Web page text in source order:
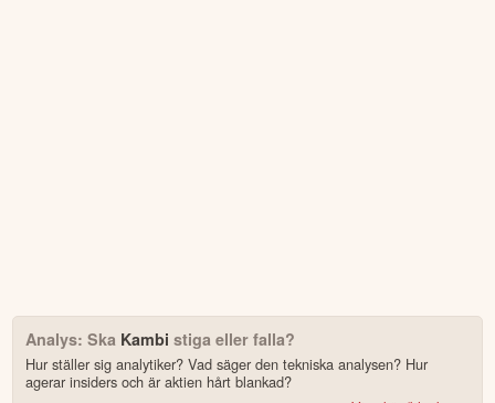
Analys: Ska Kambi stiga eller falla?
Hur ställer sig analytiker? Vad säger den tekniska analysen? Hur
agerar insiders och är aktien hårt blankad?